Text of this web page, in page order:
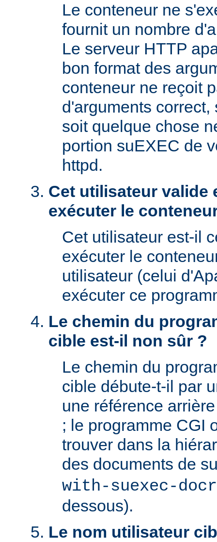
Le conteneur ne
fournit un nombre
Le serveur HTTP
bon format des
conteneur ne reçoit
d'arguments
soit quelque chose
portion suEXEC de
httpd.
Cet utilisateur valide
exécuter le
Cet utilisateur est-il
exécuter le
utilisateur (celui
exécuter ce
Le chemin du
cible est-il non sûr ?
Le chemin du
cible débute-t-il par
une référence
; le programme CGI
trouver dans la
des documents de
with-suexec-
dessous).
Le nom utilisateur